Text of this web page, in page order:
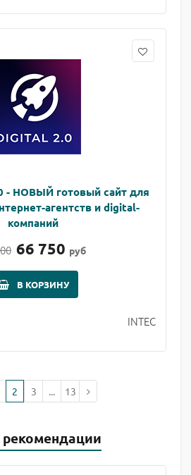
- НОВЫЙ готовый сайт для
агентств и digital-
компаний
66 750 руб
В КОРЗИНУ
INTEC
2 3 ... 13